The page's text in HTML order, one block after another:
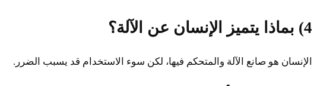
4) بماذا يتميز الإنسان عن الآلة؟
الإنسان هو صانع الآلة والمتحكم فيها، لكن سوء الاستخدام قد يسبب الضرر.